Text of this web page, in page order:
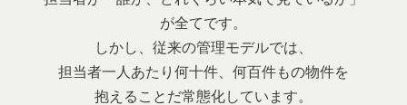
が全てです。
しかし、従来の管理モデルでは、
担当者一人あたり何十件、何百件もの物件を
抱えることだ常態化しています。